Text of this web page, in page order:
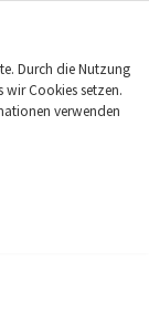
Durch die Nutzung
wir Cookies setzen.
verwenden